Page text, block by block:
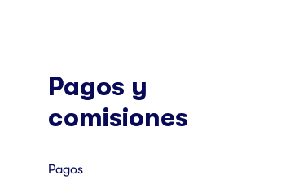
Pagos y
comisiones
Pagos